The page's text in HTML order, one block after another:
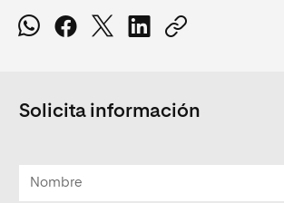
Solicita información